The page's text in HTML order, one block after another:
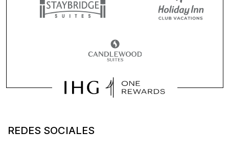
REDES SOCIALES